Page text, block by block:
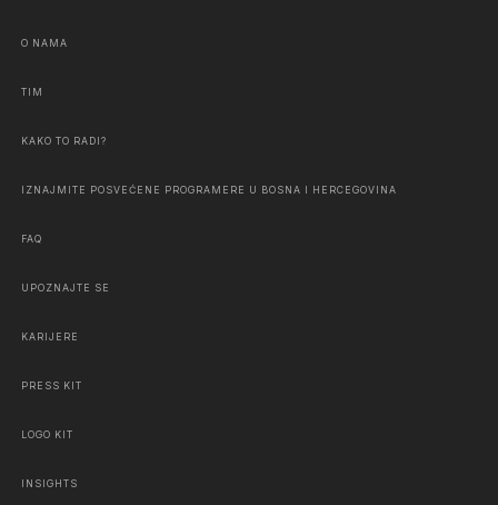
O NAMA
TIM
KAKO TO RADI?
IZNAJMITE POSVEĆENE PROGRAMERE U BOSNA I HERCEGOVINA
FAQ
UPOZNAJTE SE
KARIJERE
PRESS KIT
LOGO KIT
INSIGHTS